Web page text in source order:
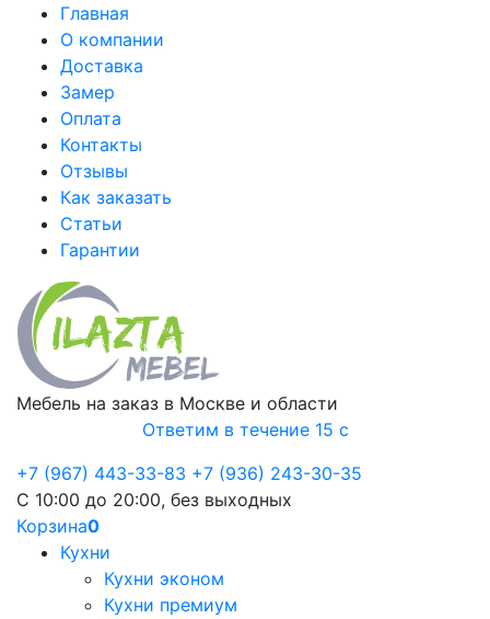
Главная
О компании
Доставка
Замер
Оплата
Контакты
Отзывы
Как заказать
Статьи
Гарантии
Мебель на заказ в Москве и области
Ответим в течение 15 с
+7 (967) 443-33-83 +7 (936) 243-30-35
С 10:00 до 20:00, без выходных
Корзина0
Кухни
Кухни эконом
Кухни премиум